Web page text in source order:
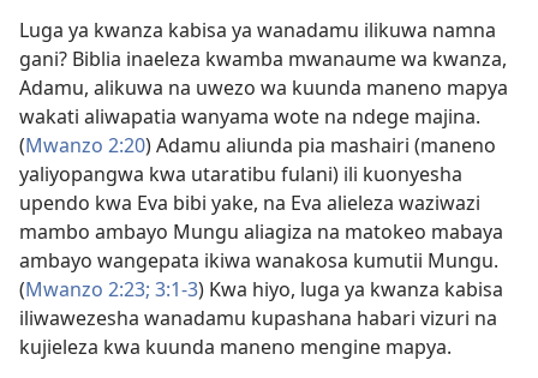
Luga ya kwanza kabisa ya wanadamu ilikuwa namna
gani? Biblia inaeleza kwamba mwanaume wa kwanza,
Adamu, alikuwa na uwezo wa kuunda maneno mapya
wakati aliwapatia wanyama wote na ndege majina.
(Mwanzo 2:20) Adamu aliunda pia mashairi (maneno
yaliyopangwa kwa utaratibu fulani) ili kuonyesha
upendo kwa Eva bibi yake, na Eva alieleza waziwazi
mambo ambayo Mungu aliagiza na matokeo mabaya
ambayo wangepata ikiwa wanakosa kumutii Mungu.
(Mwanzo 2:23; 3:1-3) Kwa hiyo, luga ya kwanza kabisa
iliwawezesha wanadamu kupashana habari vizuri na
kujieleza kwa kuunda maneno mengine mapya.